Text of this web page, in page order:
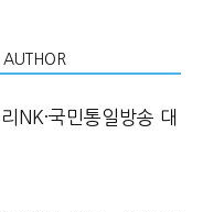
NK·국민통일방송 대